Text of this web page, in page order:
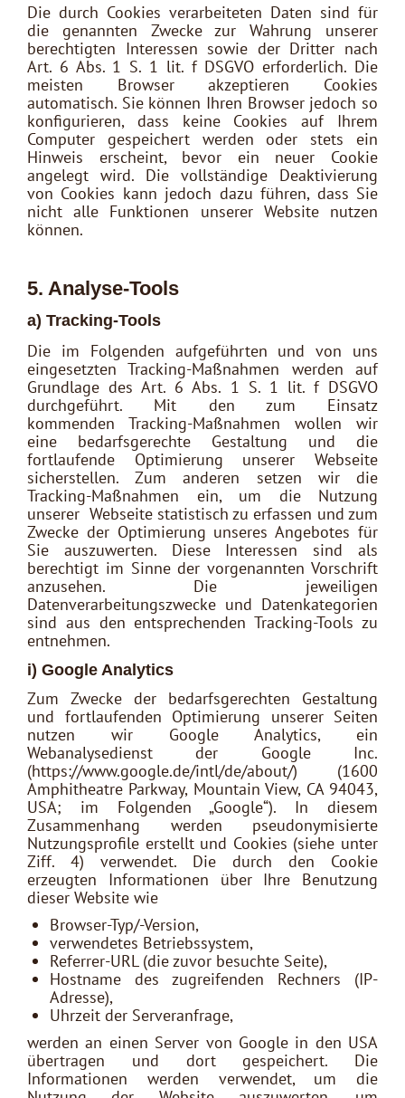
Die durch Cookies verarbeiteten Daten sind für
die genannten Zwecke zur Wahrung unserer
berechtigten Interessen sowie der Dritter nach
Art. 6 Abs. 1 S. 1 lit. f DSGVO erforderlich. Die
meisten Browser akzeptieren Cookies
automatisch. Sie können Ihren Browser jedoch so
konfigurieren, dass keine Cookies auf Ihrem
Computer gespeichert werden oder stets ein
Hinweis erscheint, bevor ein neuer Cookie
angelegt wird. Die vollständige Deaktivierung
von Cookies kann jedoch dazu führen, dass Sie
nicht alle Funktionen unserer Website nutzen
können.
5. Analyse-Tools
a) Tracking-Tools
Die im Folgenden aufgeführten und von uns
eingesetzten Tracking-Maßnahmen werden auf
Grundlage des Art. 6 Abs. 1 S. 1 lit. f DSGVO
durchgeführt. Mit den zum Einsatz
kommenden Tracking-Maßnahmen wollen wir
eine bedarfsgerechte Gestaltung und die
fortlaufende Optimierung unserer Webseite
sicherstellen. Zum anderen setzen wir die
Tracking-Maßnahmen ein, um die Nutzung
unserer Webseite statistisch zu erfassen und zum
Zwecke der Optimierung unseres Angebotes für
Sie auszuwerten. Diese Interessen sind als
berechtigt im Sinne der vorgenannten Vorschrift
anzusehen. Die jeweiligen
Datenverarbeitungszwecke und Datenkategorien
sind aus den entsprechenden Tracking-Tools zu
entnehmen.
i) Google Analytics
Zum Zwecke der bedarfsgerechten Gestaltung
und fortlaufenden Optimierung unserer Seiten
nutzen wir Google Analytics, ein
Webanalysedienst der Google Inc.
(https://www.google.de/intl/de/about/) (1600
Amphitheatre Parkway, Mountain View, CA 94043,
USA; im Folgenden „Google“). In diesem
Zusammenhang werden pseudonymisierte
Nutzungsprofile erstellt und Cookies (siehe unter
Ziff. 4) verwendet. Die durch den Cookie
erzeugten Informationen über Ihre Benutzung
dieser Website wie
Browser-Typ/-Version,
verwendetes Betriebssystem,
Referrer-URL (die zuvor besuchte Seite),
Hostname des zugreifenden Rechners (IP-
Adresse),
Uhrzeit der Serveranfrage,
werden an einen Server von Google in den USA
übertragen und dort gespeichert. Die
Informationen werden verwendet, um die